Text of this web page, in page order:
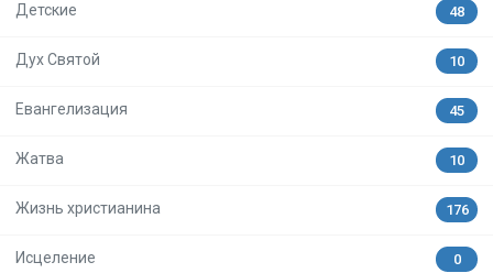
Детские 48
Дух Святой 10
Евангелизация 45
Жатва 10
Жизнь христианина 176
Исцеление 0